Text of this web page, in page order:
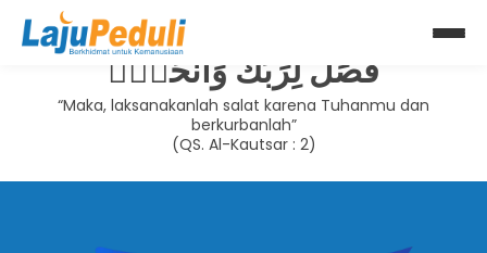
فَصَلِّ لِرَبِّكَ وَانْحَرْۗ
“Maka, laksanakanlah salat karena Tuhanmu dan
berkurbanlah”
(QS. Al-Kautsar : 2)